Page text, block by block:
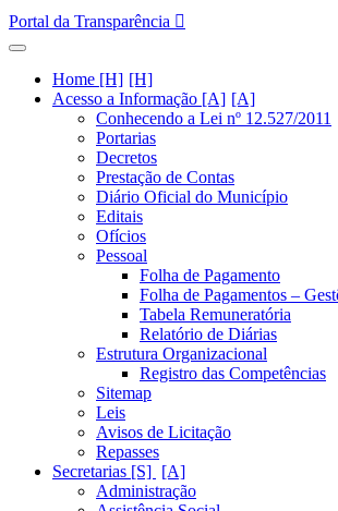
Portal da Transparência
Home [H]
Acesso a Informação [A]
Conhecendo a Lei nº 12.527/2011
Portarias
Decretos
Prestação de Contas
Diário Oficial do Município
Editais
Ofícios
Pessoal
Folha de Pagamento
Folha de Pagamentos –
Tabela Remuneratória
Relatório de Diárias
Estrutura Organizacional
Registro das Competências
Sitemap
Leis
Avisos de Licitação
Repasses
Secretarias [S]
Administração